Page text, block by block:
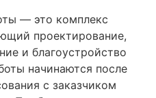
— это комплекс
проектирование,
и благоустройство
начинаются после
с заказчиком